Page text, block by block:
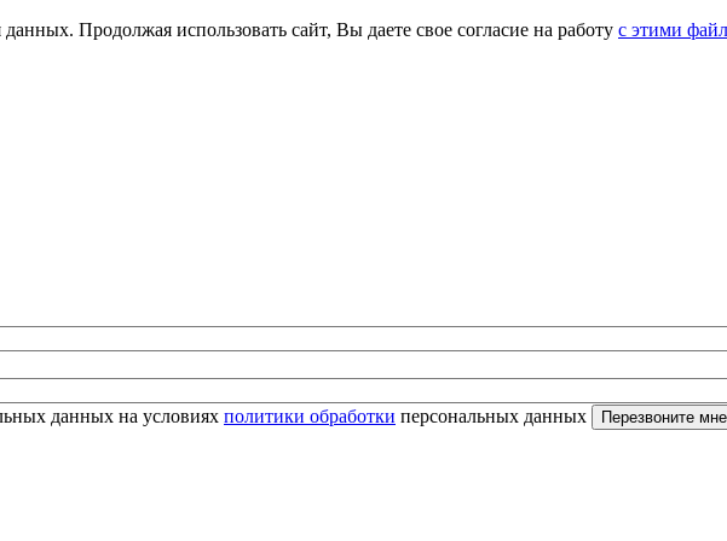
Продолжая использовать сайт, Вы даете свое согласие на работу с этими
данных на условиях политики обработки персональных данных